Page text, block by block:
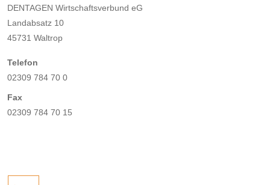
DENTAGEN Wirtschaftsverbund eG
Landabsatz 10
45731 Waltrop
Telefon
02309 784 70 0
Fax
02309 784 70 15